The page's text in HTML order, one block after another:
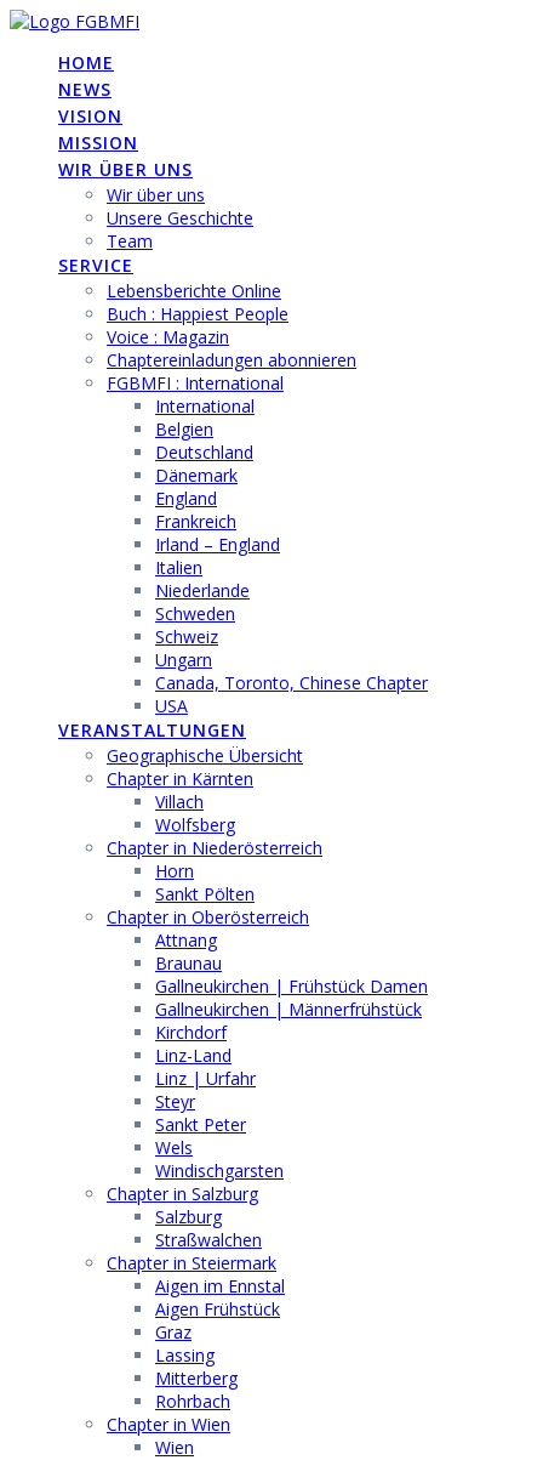
Skip
contentHOME
NEWS
VISION
MISSION
WIR ÜBER UNS
Wir über uns
Unsere Geschichte
Team
SERVICE
Lebensberichte Online
Buch : Happiest People
Voice : Magazin
Chaptereinladungen abonnieren
FGBMFI : International
International
Belgien
Deutschland
Dänemark
England
Frankreich
Irland – England
Italien
Niederlande
Schweden
Schweiz
Ungarn
Canada, Toronto, Chinese Chapter
USA
VERANSTALTUNGEN
Geographische Übersicht
Chapter in Kärnten
Villach
Wolfsberg
Chapter in Niederösterreich
Horn
Sankt Pölten
Chapter in Oberösterreich
Attnang
Braunau
Gallneukirchen | Frühstück Damen
Gallneukirchen | Männerfrühstück
Kirchdorf
Linz-Land
Linz | Urfahr
Steyr
Sankt Peter
Wels
Windischgarsten
Chapter in Salzburg
Salzburg
Straßwalchen
Chapter in Steiermark
Aigen im Ennstal
Aigen Frühstück
Graz
Lassing
Mitterberg
Rohrbach
Chapter in Wien
Wien